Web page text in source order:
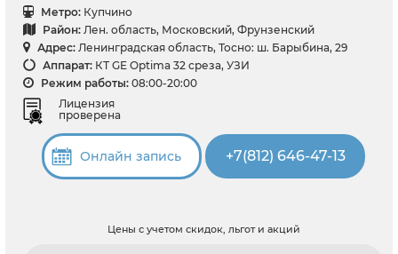
Метро: Купчино
Район: Лен. область, Московский, Фрунзенский
Адрес: Ленинградская область, Тосно: ш. Барыбина, 29
Аппарат: КТ GE Optima 32 среза, УЗИ
Режим работы: 08:00-20:00
Лицензия
проверена
Онлайн запись +7(812) 646-47-13
Цены с учетом скидок, льгот и акций